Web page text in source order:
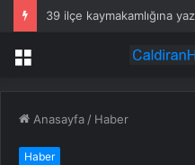
Menü
Anasayfa / Haber
Haber